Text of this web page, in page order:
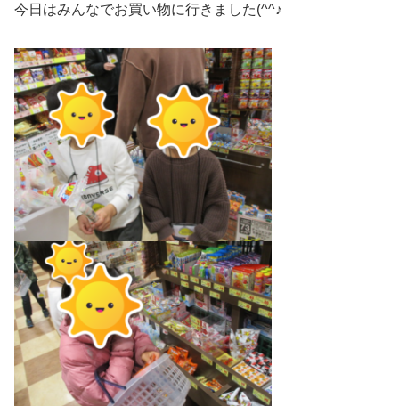
今日はみんなでお買い物に行きました(^^♪